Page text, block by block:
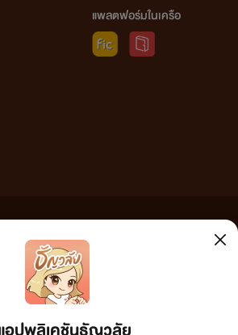
มีลักษณะตามที่กำหนด ไว้ใน (๑) ในขณะที่
แรกในกรณีที่ผู้สร้างสรรค์ต้องเป็นผู้มี
รรค์เป็นนิติบุคคล นิติบุคคลนั้นต้องเป็น
กฎหมายไทย
ทั้งนี้ไม่กระทบกระเทือนสิทธิของเจ้าของ
ง ผู้สร้างสรรค์เดิมที่ถูกดัดแปลง
ดมีลักษณะเป็นการนำเอางานอันมีลิขสิทธิ์
แพลตฟอร์มในเครือ
อรับผิดชอบต่อข้อความใดๆ ทั้งสิ้น ดังนั้นผู้อ่านทุกท่านโปรดใช้
อง และหากท่านพบข้อความใดๆ ที่ขัดต่อกฎหมายและศีลธรรม
เพื่อทีมงานจะได้ดำเนินการในทันที ทั้งนี้ ทางเว็บไซต์ขอสงวน
บับเพิ่มเติม) พ.ศ.2558